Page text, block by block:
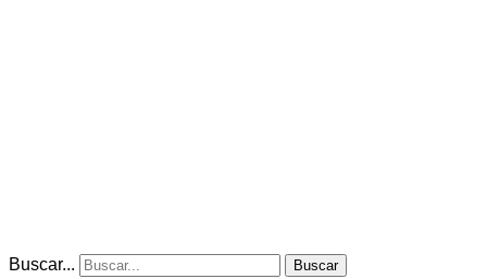
Buscar... Buscar